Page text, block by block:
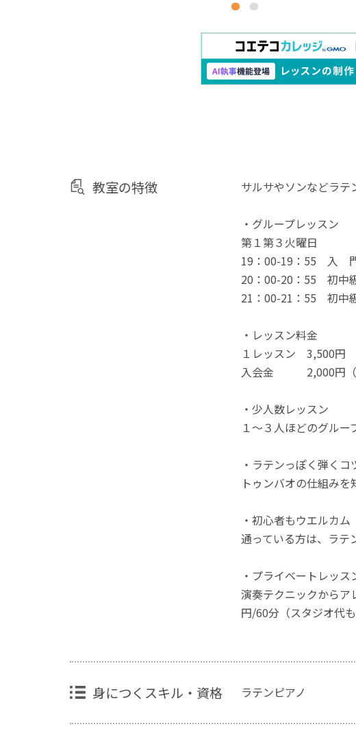
教室の特徴 サルサやソンなどラテ
・グループレッスン
第１第３火曜日
19：00-19：55 入 門
20：00-20：55 初中
21：00-21：55 初中
・レッスン料金
１レッスン 3,500円
入会金 2,000円（
・少人数レッスン
１～３人ほどのグル
・ラテンっぽく弾くコ
トゥンバオの仕組み
・初心者もウエルカム
通っている方は、ラテ
・プライベートレッス
演奏テクニックからア
円/60分（スタジオ代も
身につくスキル・資格 ラテンピアノ